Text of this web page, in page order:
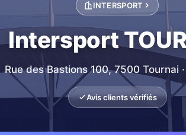
INTERSPORT
Intersport
Rue des Bastions 100, 7500 Tournai
Avis clients vérifiés